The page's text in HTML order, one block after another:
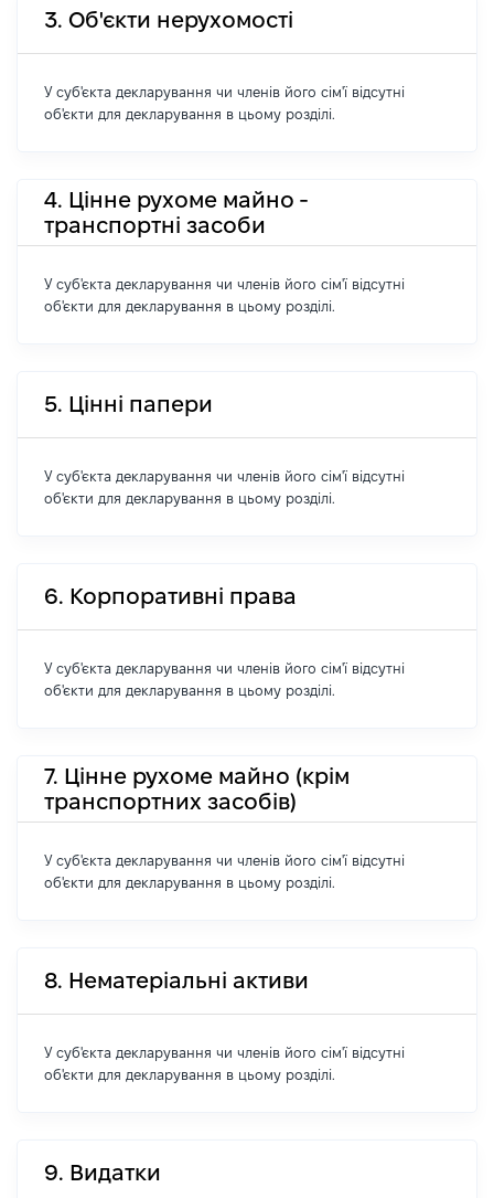
3. Об'єкти нерухомості
У суб'єкта декларування чи членів його сім'ї відсутні
об'єкти для декларування в цьому розділі.
4. Цінне рухоме майно -
транспортні засоби
У суб'єкта декларування чи членів його сім'ї відсутні
об'єкти для декларування в цьому розділі.
5. Цінні папери
У суб'єкта декларування чи членів його сім'ї відсутні
об'єкти для декларування в цьому розділі.
6. Корпоративні права
У суб'єкта декларування чи членів його сім'ї відсутні
об'єкти для декларування в цьому розділі.
7. Цінне рухоме майно (крім
транспортних засобів)
У суб'єкта декларування чи членів його сім'ї відсутні
об'єкти для декларування в цьому розділі.
8. Нематеріальні активи
У суб'єкта декларування чи членів його сім'ї відсутні
об'єкти для декларування в цьому розділі.
9. Видатки